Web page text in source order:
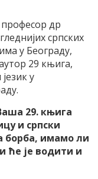
др
српских
у Београду,
29 књига,
у
29. књига
и српски
борба, имамо ли
ће је водити и